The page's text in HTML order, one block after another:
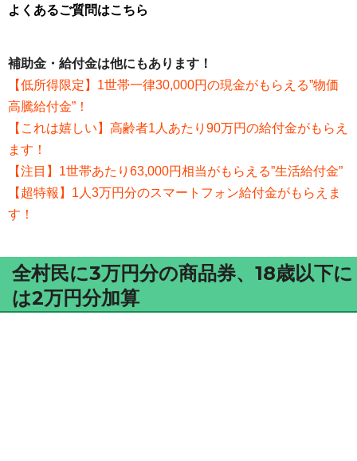
よくあるご質問はこちら
補助金・給付金は他にもあります！
【低所得限定】1世帯一律30,000円の現金がもらえる”物価
高騰給付金”！
【これは嬉しい】高齢者1人あたり90万円の給付金がもらえ
ます！
【注目】1世帯あたり63,000円相当がもらえる”生活給付金”
【超特報】1人3万円分のスマートフォン給付金がもらえま
す！
全村民に3万円分の商品券、18歳以下に
は2万円分加算